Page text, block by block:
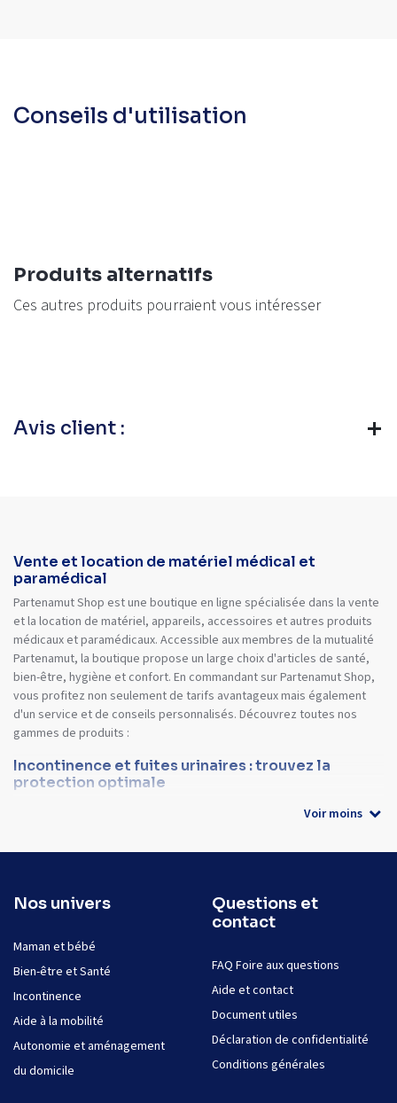
Conseils d'utilisation
Produits alternatifs
Ces autres produits pourraient vous intéresser
Avis client :
Vente et location de matériel médical et
paramédical
Partenamut Shop est une boutique en ligne spécialisée dans la vente
et la location de matériel, appareils, accessoires et autres produits
médicaux et paramédicaux. Accessible aux membres de la mutualité
Partenamut, la boutique propose un large choix d'articles de santé,
bien-être, hygiène et confort. En commandant sur Partenamut Shop,
vous profitez non seulement de tarifs avantageux mais également
d'un service et de conseils personnalisés. Découvrez toutes nos
gammes de produits :
Incontinence et fuites urinaires : trouvez la
protection optimale
Voir moins
Nos univers
Maman et bébé
Bien-être et Santé
Incontinence
Aide à la mobilité
Autonomie et aménagement
du domicile
Questions et
contact
FAQ Foire aux questions
Aide et contact
Document utiles
Déclaration de confidentialité
Conditions générales